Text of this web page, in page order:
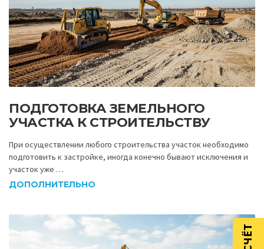
ПОДГОТОВКА ЗЕМЕЛЬНОГО
УЧАСТКА К СТРОИТЕЛЬСТВУ
При осуществлении любого строительства участок необходимо
подготовить к застройке, иногда конечно бывают исключения и
участок уже …
ДОПОЛНИТЕЛЬНО